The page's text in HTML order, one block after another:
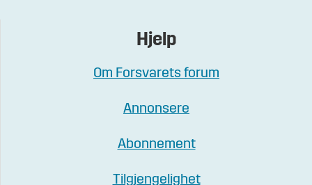
Hjelp
Om Forsvarets forum
Annonsere
Abonnement
Tilgjengelighet